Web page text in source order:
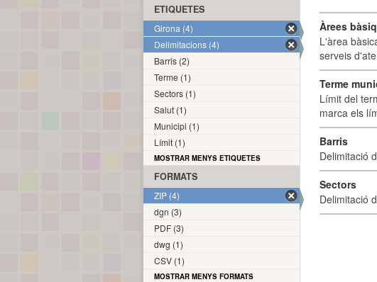
Àrees
L'àrea
serveis
Terme
Límit del
marca els
Barris
Delimitació
Sectors
Delimitació
ETIQUETES
Girona (4)
Delimitacions (4)
Barris (2)
Terme (1)
Sectors (1)
Salut (1)
Municipi (1)
Límit (1)
MOSTRAR MENYS ETIQUETES
FORMATS
ZIP (4)
dgn (3)
PDF (3)
dwg (1)
CSV (1)
MOSTRAR MENYS FORMATS